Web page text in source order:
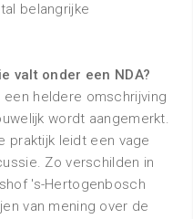
belangrijke
valt onder een NDA?
een heldere omschrijving
wordt aangemerkt.
praktijk leidt een vage
Zo verschilden in
's-Hertogenbosch
van mening over de